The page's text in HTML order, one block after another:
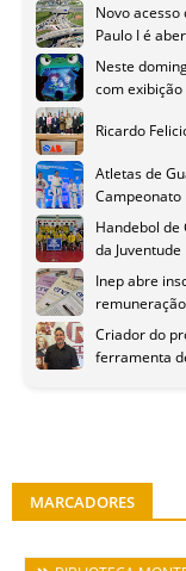
Novo acesso
Paulo I é
Neste
com exibição
Ricardo
Atletas de
Campeonato
Handebol de
da Juventude
Inep abre
Criador do
ferramenta
MARCADORES